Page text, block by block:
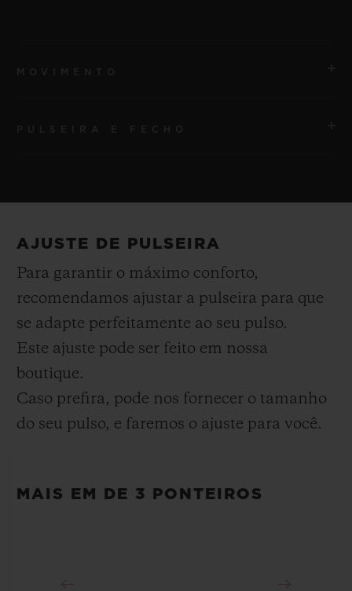
Aprox. 48 Horas
PULSEIRA
FECHO
Fecho-fivela dobrável especial em titânio e titânio
banhado em preto
AJUSTE DE PULSEIRA
Para garantir o máximo conforto,
recomendamos ajustar a pulseira para que
se adapte perfeitamente ao seu pulso.
Este ajuste pode ser feito em nossa
boutique.
Caso prefira, pode nos fornecer o tamanho
do seu pulso, e faremos o ajuste para você.
MAIS EM DE 3 PONTEIROS